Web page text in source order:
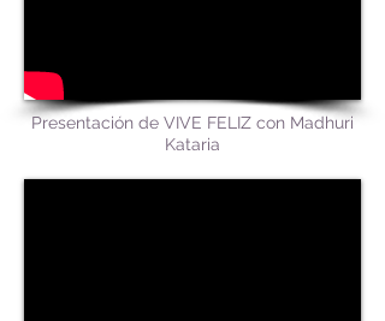
Presentación de VIVE FELIZ con Madhuri
Kataria